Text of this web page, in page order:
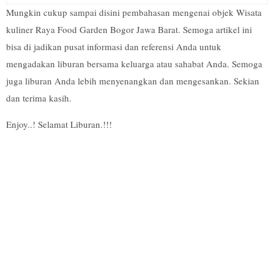
Mungkin cukup sampai disini pembahasan mengenai objek Wisata
kuliner Raya Food Garden Bogor Jawa Barat. Semoga artikel ini
bisa di jadikan pusat informasi dan referensi Anda untuk
mengadakan liburan bersama keluarga atau sahabat Anda. Semoga
juga liburan Anda lebih menyenangkan dan mengesankan. Sekian
dan terima kasih.
Enjoy..! Selamat Liburan.!!!